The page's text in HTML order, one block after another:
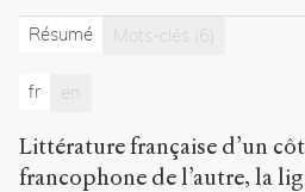
s
e
u
b
Résumé
Mots-clés (6)
fr en
Littérature française d’un
francophone de l’autre, la